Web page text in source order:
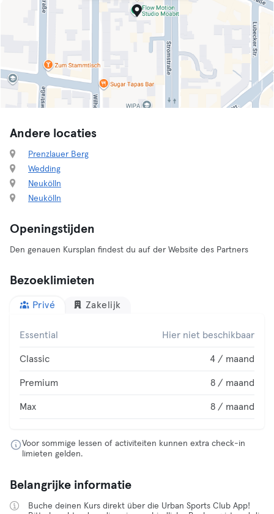
Andere locaties
Prenzlauer Berg
Wedding
Neukölln
Neukölln
Openingstijden
Den genauen Kursplan findest du auf der Website des Partners
Bezoeklimieten
Privé Zakelijk
Essential Hier niet beschikbaar
Classic 4 / maand
Premium 8 / maand
Max 8 / maand
Voor sommige lessen of activiteiten kunnen extra check-in
limieten gelden.
Belangrijke informatie
Buche deinen Kurs direkt über die Urban Sports Club App!